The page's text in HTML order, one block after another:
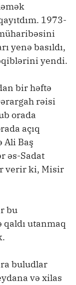
1973-
yenə basıldı,
yendi.
bir həftə
rəisi
orada
açıq
Ali Baş
əs-Sadat
verir ki, Misir
bu
utanmaq
buludlar
və xilas